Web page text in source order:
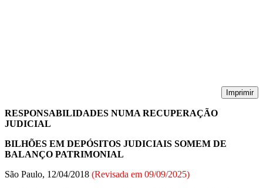
Imprimir
RESPONSABILIDADES NUMA RECUPERAÇÃO
JUDICIAL
BILHÕES EM DEPÓSITOS JUDICIAIS SOMEM DE
BALANÇO PATRIMONIAL
São Paulo, 12/04/2018 (Revisada em 09/09/2025)